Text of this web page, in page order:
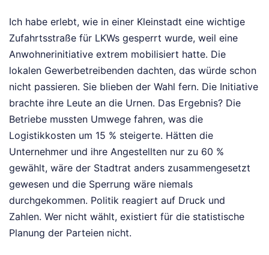
Ich habe erlebt, wie in einer Kleinstadt eine wichtige
Zufahrtsstraße für LKWs gesperrt wurde, weil eine
Anwohnerinitiative extrem mobilisiert hatte. Die
lokalen Gewerbetreibenden dachten, das würde schon
nicht passieren. Sie blieben der Wahl fern. Die Initiative
brachte ihre Leute an die Urnen. Das Ergebnis? Die
Betriebe mussten Umwege fahren, was die
Logistikkosten um 15 % steigerte. Hätten die
Unternehmer und ihre Angestellten nur zu 60 %
gewählt, wäre der Stadtrat anders zusammengesetzt
gewesen und die Sperrung wäre niemals
durchgekommen. Politik reagiert auf Druck und
Zahlen. Wer nicht wählt, existiert für die statistische
Planung der Parteien nicht.